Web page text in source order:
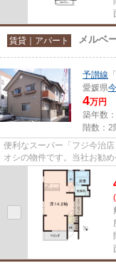
賃貸｜アパート メルベ
予讃線 「
愛媛県
4万円
築年数
階数：2
便利なスーパー「フジ今治
オシの物件です。当社お勧
です。気になる方は0898-33-